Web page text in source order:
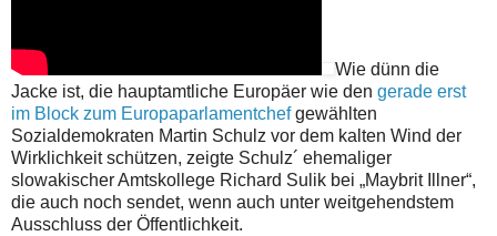
Wie dünn die
Jacke ist, die hauptamtliche Europäer wie den gerade erst
im Block zum Europaparlamentchefgewählten
Sozialdemokraten Martin Schulz vor dem kalten Wind der
Wirklichkeit schützen, zeigte Schulz´ ehemaliger
slowakischer Amtskollege Richard Sulik bei „Maybrit Illner“,
die auch noch sendet, wenn auch unter weitgehendstem
Ausschluss der Öffentlichkeit.